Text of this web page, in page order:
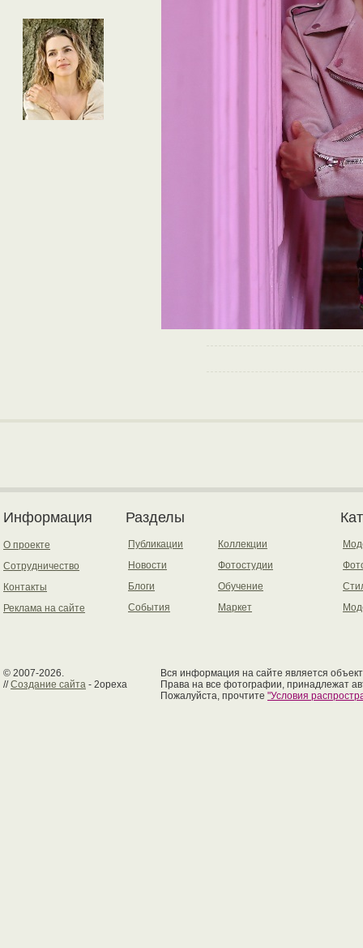
Информация
О проекте
Сотрудничество
Контакты
Реклама на сайте
Разделы
Публикации
Новости
Блоги
События
Коллекции
Фотостудии
Обучение
Маркет
© 2007-2026.
//Создание сайта - 2opexa
Вся информация на сайте является
Права на все фотографии, принадлежат
Пожалуйста, прочтите "Условия